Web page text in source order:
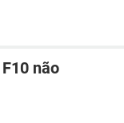
não